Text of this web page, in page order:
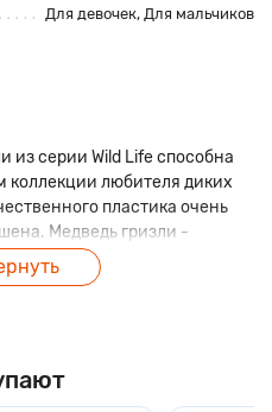
Для девочек, Для мальчиков
из серии Wild Life способна
коллекции любителя диких
пластика очень
Медведь гризли -
медвежьих в
сожалению, можно встретить